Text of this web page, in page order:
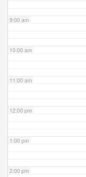
9:00 am
10:00 am
11:00 am
12:00 pm
1:00 pm
2:00 pm